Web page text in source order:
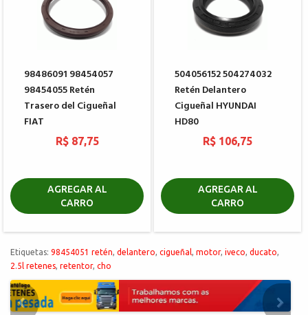
98486091 98454057
98454055 Retén
Trasero del Cigueñal
FIAT
R$ 87,75
AGREGAR AL
CARRO
504056152 504274032
Retén Delantero
Cigueñal HYUNDAI
HD80
R$ 106,75
AGREGAR AL
CARRO
Etiquetas: 98454051 retén delantero cigueñal motor, iveco ducato
2.5l retenes retentor, cho